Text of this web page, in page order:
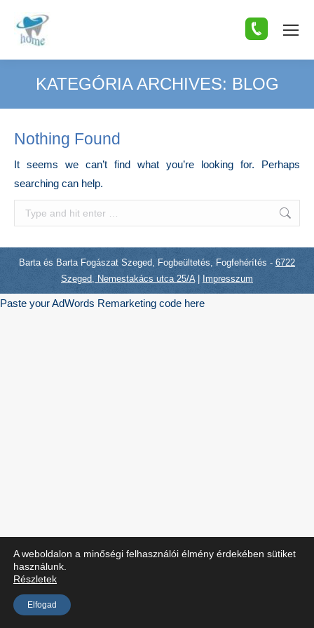
KATEGÓRIA ARCHIVES: BLOG
Nothing Found
It seems we can’t find what you’re looking for. Perhaps
searching can help.
Search:
Barta és Barta Fogászat Szeged, Fogbeültetés, Fogfehérítés - 6722
Szeged, Nemestakács utca 25/A| Impresszum
Paste your AdWords Remarketing code here
A weboldalon a minőségi felhasználói élmény érdekében sütiket
használunk.
Részletek
Elfogad